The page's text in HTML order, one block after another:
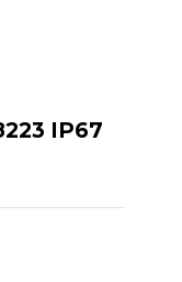
IP67